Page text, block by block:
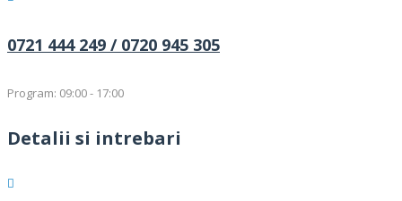
0721 444 249 / 0720 945 305
Program: 09:00 - 17:00
Detalii si intrebari